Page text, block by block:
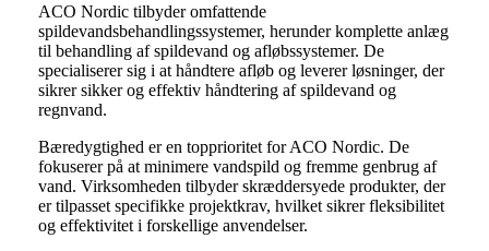
ACO Nordic tilbyder omfattende
spildevandsbehandlingssystemer, herunder komplette anlæg
til behandling af spildevand og afløbssystemer. De
specialiserer sig i at håndtere afløb og leverer løsninger, der
sikrer sikker og effektiv håndtering af spildevand og
regnvand.
Bæredygtighed er en topprioritet for ACO Nordic. De
fokuserer på at minimere vandspild og fremme genbrug af
vand. Virksomheden tilbyder skræddersyede produkter, der
er tilpasset specifikke projektkrav, hvilket sikrer fleksibilitet
og effektivitet i forskellige anvendelser.